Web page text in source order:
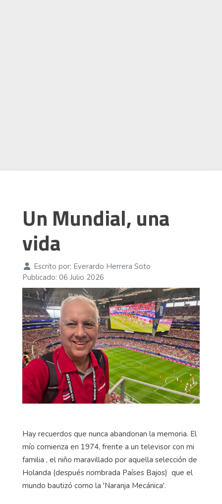
Un Mundial, una
vida
Escrito por: Everardo Herrera Soto
Publicado: 06 Julio 2026
Hay recuerdos que nunca abandonan la memoria. El
mío comienza en 1974, frente a un televisor con mi
familia , el niño maravillado por aquella selección de
Holanda (después nombrada Países Bajos) que el
mundo bautizó como la 'Naranja Mecánica'.